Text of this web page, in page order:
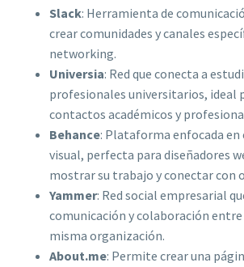
Slack: Herramienta de
crear comunidades y canales
networking.
Universia: Red que conecta a
profesionales universitarios, ideal
contactos académicos y
Behance: Plataforma enfocada
visual, perfecta para diseñadores
mostrar su trabajo y conectar con
Yammer: Red social empresarial
comunicación y colaboración entre
misma organización.
About.me: Permite crear una